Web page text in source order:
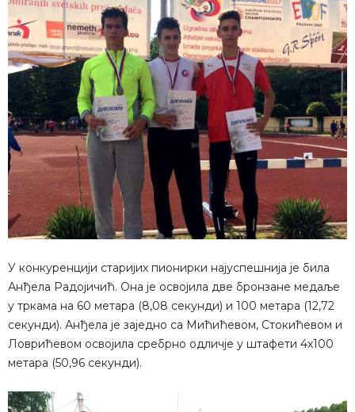
У конкуренцији старијих пионирки најуспешнија је била
Анђела Радојичић. Она је освојила две бронзане медаље
у тркама на 60 метара (8,08 секунди) и 100 метара (12,72
секунди). Анђела је заједно са Мићићевом, Стокићевом и
Ловрићевом освојила сребрно одличје у штафети 4х100
метара (50,96 секунди).